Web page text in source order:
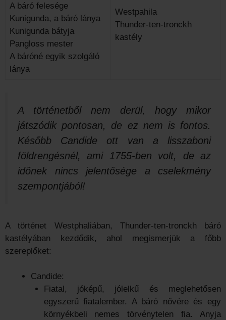
A báró felesége
Kunigunda, a báró lánya
Kunigunda bátyja
Pangloss mester
A báróné egyik szolgáló
lánya
Westpahila
Thunder-ten-tronckh
kastély
A történetből nem derül, hogy mikor
játszódik pontosan, de ez nem is fontos.
Később Candide ott van a lisszaboni
földrengésnél, ami 1755-ben volt, de az
időnek nincs jelentősége a cselekmény
szempontjából!
A történet Westphaliában, Thunder-ten-tronckh báró
kastélyában kezdődik, ahol megismerjük a főbb
szereplőket:
Candide:
Fiatal, jóképű, jólelkű és meglehetősen
egyszerű fiatalember. A báró nővére és egy
környékbeli nemes törvénytelen fia. Anyja